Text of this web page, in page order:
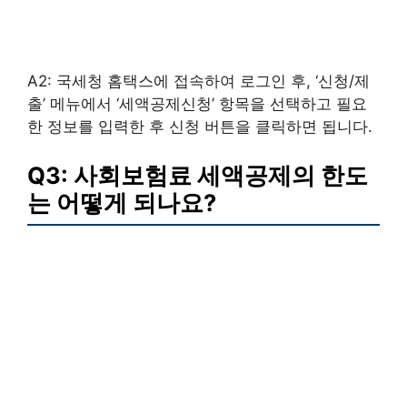
A2: 국세청 홈택스에 접속하여 로그인 후, ‘신청/제
출’ 메뉴에서 ‘세액공제신청’ 항목을 선택하고 필요
한 정보를 입력한 후 신청 버튼을 클릭하면 됩니다.
Q3: 사회보험료 세액공제의 한도
는 어떻게 되나요?